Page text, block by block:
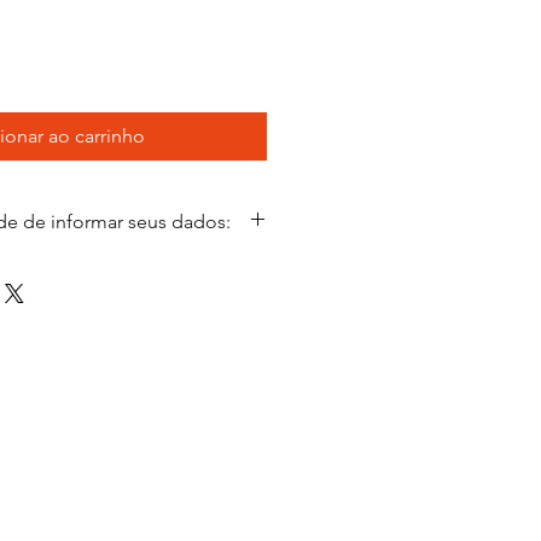
ao carrinho
de informar seus dados:
em duplicidade. Fique à